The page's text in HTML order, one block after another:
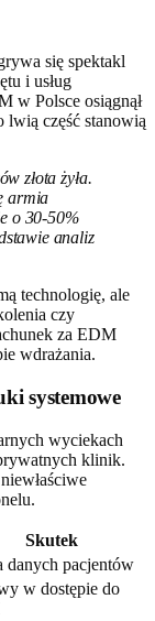
się spektakl
i usług
w Polsce osiągnął
lwią część stanowią
złota żyła.
armia
o 30-50%
analiz
technologię, ale
czy
za EDM
wdrażania.
systemowe
wyciekach
klinik.
Skutek
danych pacjentów
w dostępie do